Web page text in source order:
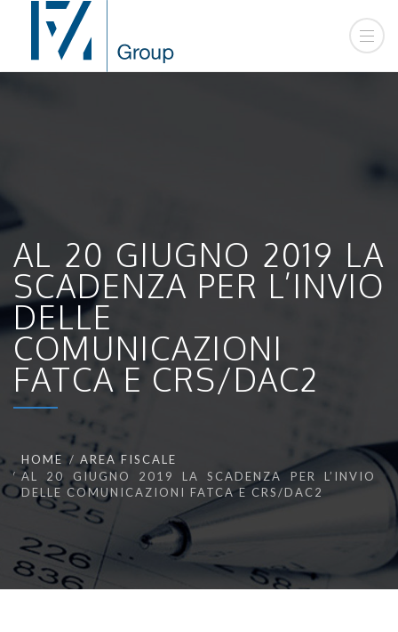
AL 20 GIUGNO 2019 LA
SCADENZA PER L’INVIO
DELLE
COMUNICAZIONI
FATCA E CRS/DAC2
HOME
AREA FISCALE
AL 20 GIUGNO 2019 LA SCADENZA PER L’INVIO
DELLE COMUNICAZIONI FATCA E CRS/DAC2